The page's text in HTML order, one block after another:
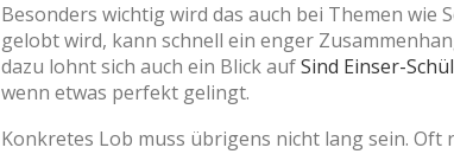
Besonders wichtig wird das auch bei Themen wie
gelobt wird, kann schnell ein enger
dazu lohnt sich auch ein Blick aufSind Einser-
wenn etwas perfekt gelingt.
Konkretes Lob muss übrigens nicht lang sein.